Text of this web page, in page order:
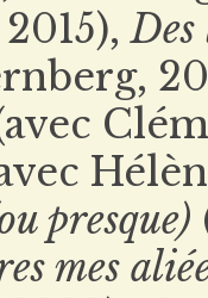
2015),Des
presque)
mes